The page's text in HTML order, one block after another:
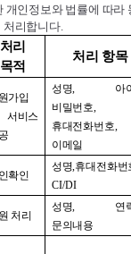
개인정보와 법률에 따라
처리합니다.
처리
목적
처리 항목
가입
서비스
성명, 아
비밀번호,
휴대전화번호,
이메일
확인
성명,휴대전화번
CI/DI
처리
성명, 연
문의내용